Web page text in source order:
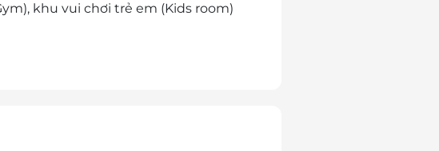
khu vui chơi trẻ em (Kids room)
Tối đa 02 trẻ/phòng
bố mẹ, phụ thu ăn sáng: 150.000